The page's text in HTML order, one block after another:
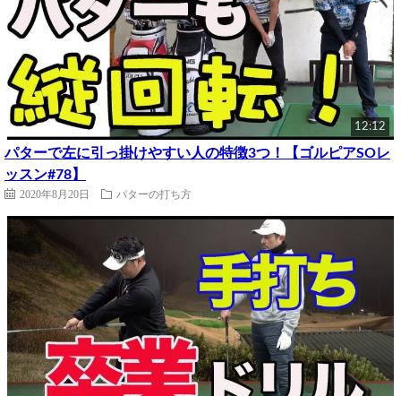
12:12
パターで左に引っ掛けやすい人の特徴3つ！【ゴルピアSOレ
ッスン#78】
2020年8月20日 パターの打ち方